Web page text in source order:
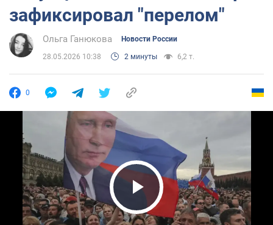
зафиксировал "перелом"
Ольга Ганюкова Новости России
28.05.2026 10:38 2 минуты 6,2 т.
0
Play Video